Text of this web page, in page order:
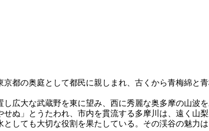
都の奥庭として都民に親しまれ、古くから青梅綿と
広大な武蔵野を東に望み、西に秀麗な奥多摩の山波
ぬ」とうたわれ、市内を貫流する多摩川は、遠く山
しても大切な役割を果たしている。その渓谷の魅力